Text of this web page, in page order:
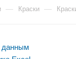
— Краски —